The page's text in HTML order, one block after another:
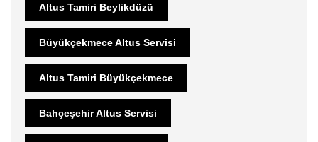
Altus Tamiri Beylikdüzü
Büyükçekmece Altus Servisi
Altus Tamiri Büyükçekmece
Bahçeşehir Altus Servisi